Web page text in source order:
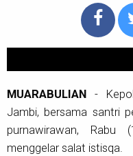
MUARABULIAN -
Jambi, bersama santri
purnawirawan,
menggelar salat istisqa.